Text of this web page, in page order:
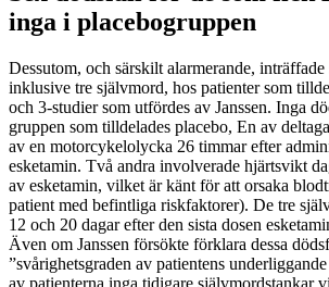
inga i placebogruppen
Dessutom, och särskilt alarmerande,
inklusive tre självmord, hos patienter som
och 3-studier som utfördes av Janssen. Inga
gruppen som tilldelades placebo, En av
av en motorcykelolycka 26 timmar efter
esketamin. Två andra involverade hjärtsvikt
av esketamin, vilket är känt för att orsaka
patient med befintliga riskfaktorer). De tre
12 och 20 dagar efter den sista dosen
Även om Janssen försökte förklara dessa
”svårighetsgraden av patientens